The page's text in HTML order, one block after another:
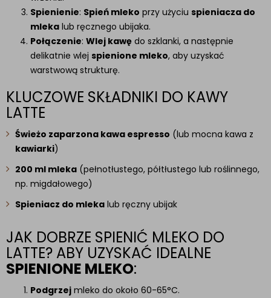
Spienienie: Spień mleko przy użyciu spieniacza do
mleka lub ręcznego ubijaka.
Połączenie: Wlej kawę do szklanki, a następnie
delikatnie wlej spienione mleko, aby uzyskać
warstwową strukturę.
KLUCZOWE SKŁADNIKI DO KAWY
LATTE
Świeżo zaparzona kawa espresso (lub mocna kawa z
kawiarki)
200 ml mleka (pełnotłustego, półtłustego lub roślinnego,
np. migdałowego)
Spieniacz do mleka lub ręczny ubijak
JAK DOBRZE SPIENIĆ MLEKO DO
LATTE? ABY UZYSKAĆ IDEALNE
SPIENIONE MLEKO:
Podgrzej mleko do około 60-65°C.